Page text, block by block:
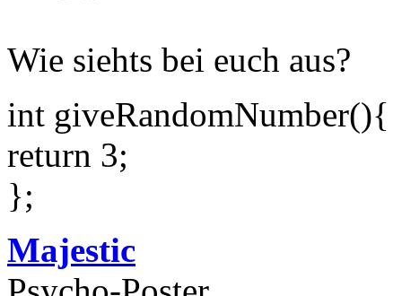
Wie siehts bei euch aus?
int giveRandomNumber(){
return 3;
};
Majestic